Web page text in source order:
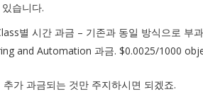
습니다.
별 시간 과금 – 기존과 동일 방식으로 부과
and Automation 과금. $0.0025/1000
가 과금되는 것만 주지하시면 되겠죠.